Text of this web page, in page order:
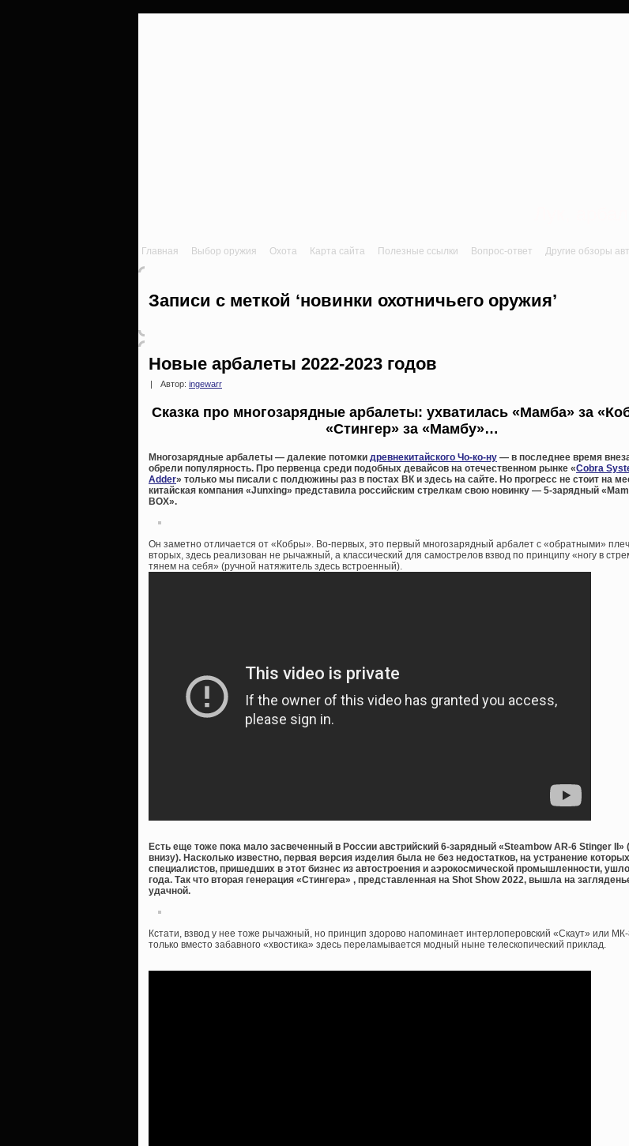
Главная Выбор оружия Охота Карта сайта Полезные ссылки Вопрос-ответ Другие обзоры
Записи с меткой ‘новинки охотничьего оружия’
Новые арбалеты 2022-2023 годов
Автор: ingewarr
Сказка про многозарядные арбалеты: ухватилась «Мамба» за
«Стингер» за «Мамбу»…
Многозарядные арбалеты — далекие потомки древнекитайского Чо-ко-ну — в последнее время
обрели популярность. Про первенца среди подобных девайсов на отечественном рынке «Cobra
Adder» только мы писали с полдюжины раз в постах ВК и здесь на сайте. Но прогресс не стоит на
китайская компания «Junxing» представила российским стрелкам свою новинку — 5-зарядный
BOX».
Он заметно отличается от «Кобры». Во-первых, это первый многозарядный арбалет с «обратными»
вторых, здесь реализован не рычажный, а классический для самострелов взвод по принципу «ногу в
тянем на себя» (ручной натяжитель здесь встроенный).
Есть еще тоже пока мало засвеченный в России австрийский 6-зарядный «Steambow AR-6 Stinger II»
внизу). Насколько известно, первая версия изделия была не без недостатков, на устранение
специалистов, пришедших в этот бизнес из автостроения и аэрокосмической промышленности,
года. Так что вторая генерация «Стингера» , представленная на Shot Show 2022, вышла на
удачной.
Кстати, взвод у нее тоже рычажный, но принцип здорово напоминает интерлоперовский «Скаут» или
только вместо забавного «хвостика» здесь переламывается модный ныне телескопический приклад.